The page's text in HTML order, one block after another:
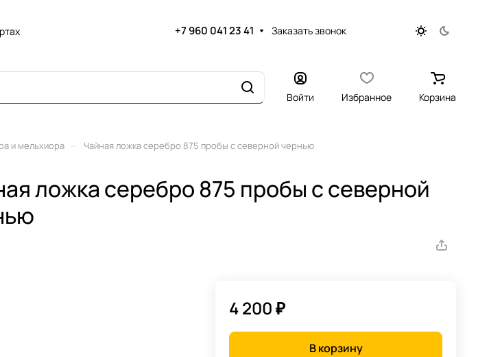
+7 960 041 23 41 Заказать звонок
Войти Избранное Корзина
и мельхиора Чайная ложка серебро 875 пробы с северной чернью
ложка серебро 875 пробы с северной
4 200 ₽
В корзину